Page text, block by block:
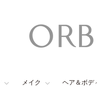
メイク ヘア＆ボデ